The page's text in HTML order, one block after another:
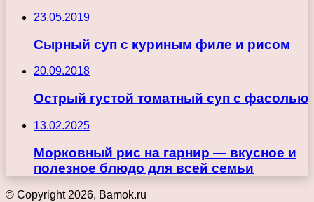
23.05.2019
Сырный суп с куриным филе и рисом
20.09.2018
Острый густой томатный суп с фасолью
13.02.2025
Морковный рис на гарнир — вкусное и
полезное блюдо для всей семьи
© Copyright 2026, Bamok.ru